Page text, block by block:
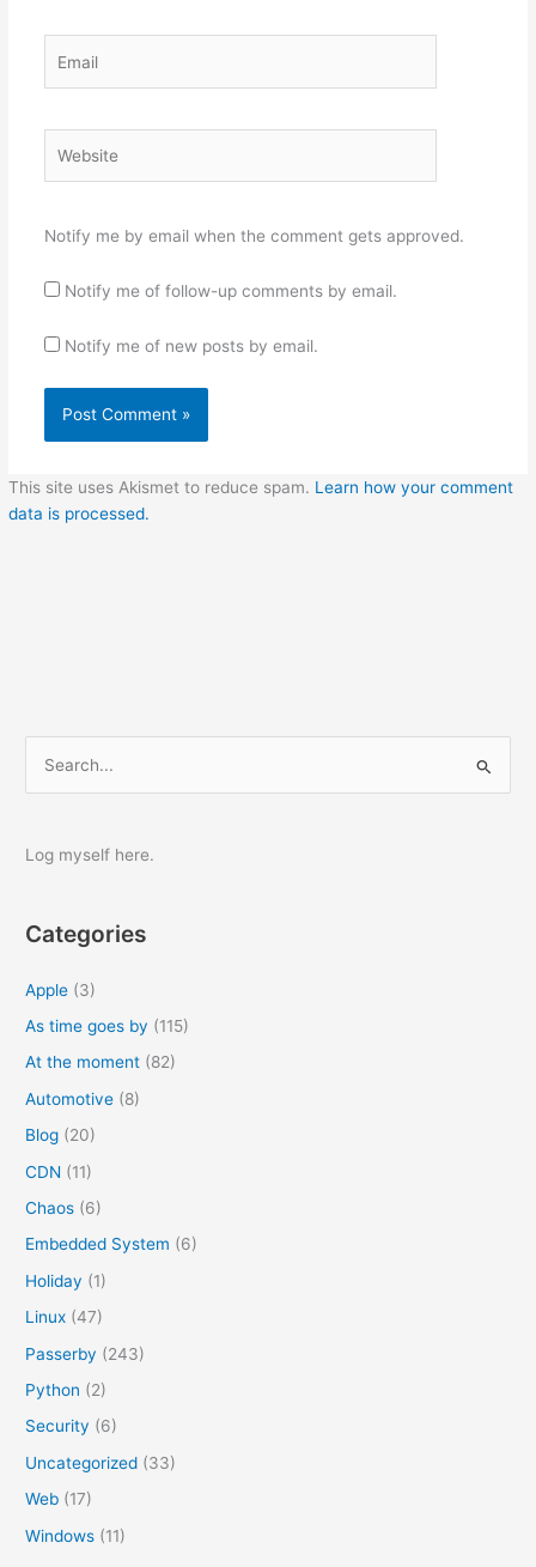
Notify me by email when the comment gets approved.
Notify me of follow-up comments by email.
Notify me of new posts by email.
This site uses Akismet to reduce spam. Learn how your comment
data is processed.
r
f
Log myself here.
Categories
Apple (3)
As time goes by (115)
At the moment (82)
Automotive (8)
Blog (20)
CDN (11)
Chaos (6)
Embedded System (6)
Holiday (1)
Linux (47)
Passerby (243)
Python (2)
Security (6)
Uncategorized (33)
Web (17)
Windows (11)